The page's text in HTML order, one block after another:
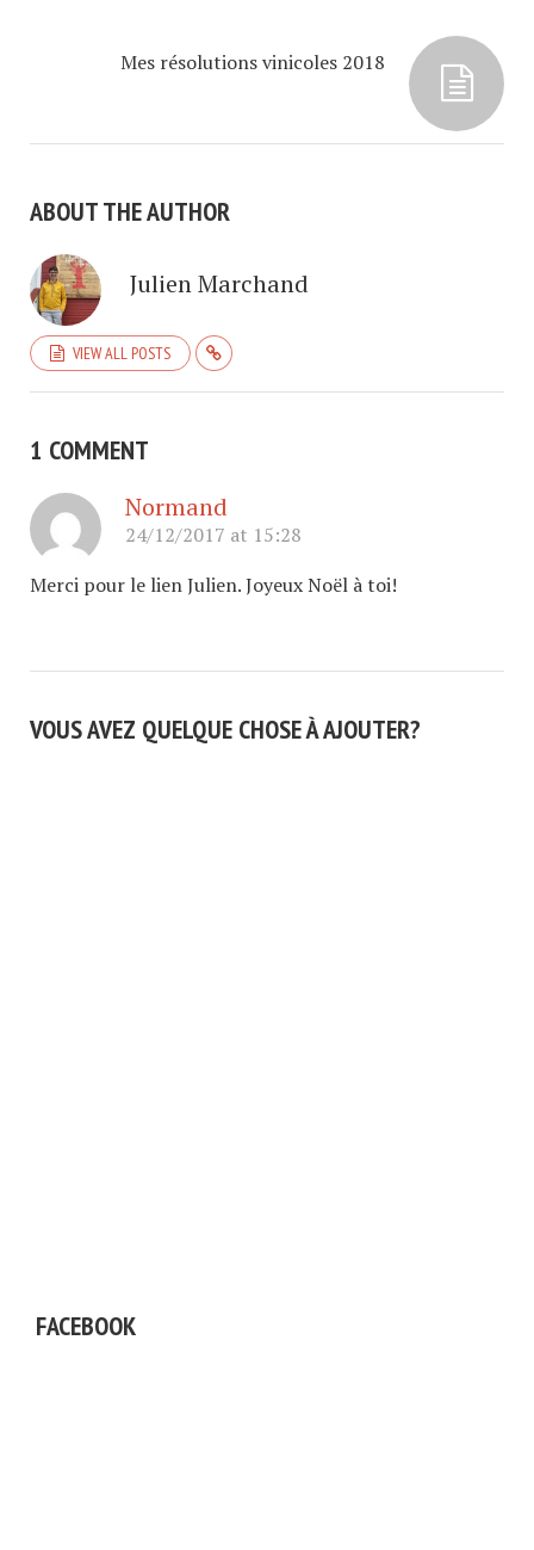
Mes résolutions vinicoles 2018
ABOUT THE AUTHOR
Julien Marchand
VIEW ALL POSTS
1 COMMENT
Normand
24/12/2017 at 15:28
Merci pour le lien Julien. Joyeux Noël à toi!
VOUS AVEZ QUELQUE CHOSE À AJOUTER?
FACEBOOK